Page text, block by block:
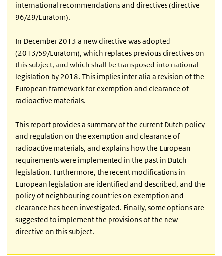
international recommendations and directives (directive
96/29/Euratom).
In December 2013 a new directive was adopted
(2013/59/Euratom), which replaces previous directives on
this subject, and which shall be transposed into national
legislation by 2018. This implies inter alia a revision of the
European framework for exemption and clearance of
radioactive materials.
This report provides a summary of the current Dutch policy
and regulation on the exemption and clearance of
radioactive materials, and explains how the European
requirements were implemented in the past in Dutch
legislation. Furthermore, the recent modifications in
European legislation are identified and described, and the
policy of neighbouring countries on exemption and
clearance has been investigated. Finally, some options are
suggested to implement the provisions of the new
directive on this subject.